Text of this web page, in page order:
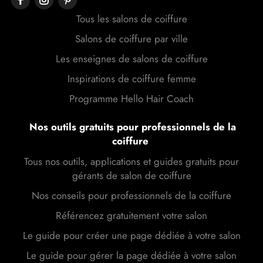
Tous les salons de coiffure
Salons de coiffure par ville
Les enseignes de salons de coiffure
Inspirations de coiffure femme
Programme Hello Hair Coach
Nos outils gratuits pour professionnels de la
coiffure
Tous nos outils, applications et guides gratuits pour
gérants de salon de coiffure
Nos conseils pour professionnels de la coiffure
Référencez gratuitement votre salon
Le guide pour créer une page dédiée à votre salon
Le guide pour gérer la page dédiée à votre salon